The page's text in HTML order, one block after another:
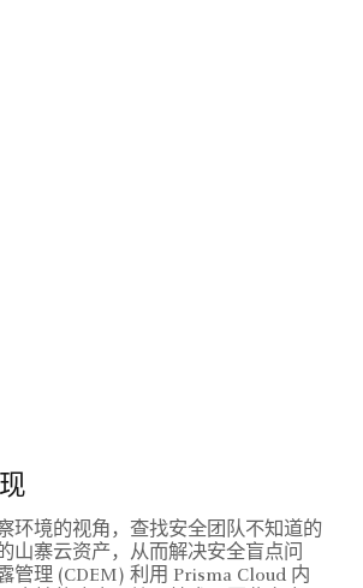
环境的视角，查找安全团队不知道的
山寨云资产，从而解决安全盲点问
管理 (CDEM) 利用 Prisma Cloud 内